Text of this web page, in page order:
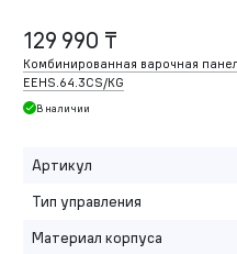
129 990 ₸
Комбинированная варочная
EEHS.64.3CS/KG
В наличии
Артикул
Тип управления
Материал корпуса